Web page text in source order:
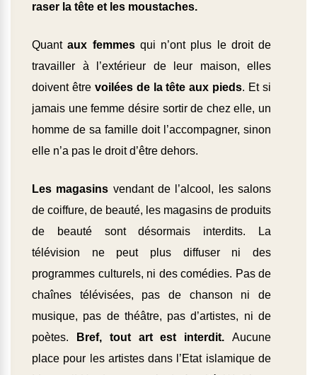
raser la tête et les moustaches.
Quantaux femmesqui n’ont plus le droit de
travailler à l’extérieur de leur maison, elles
doivent être voilées de la tête aux pieds. Et si
jamais une femme désire sortir de chez elle, un
homme de sa famille doit l’accompagner, sinon
elle n’a pas le droit d’être dehors.
Les magasins vendant de l’alcool, les salons
de coiffure, de beauté, les magasins de produits
de beauté sont désormais interdits. La
télévision ne peut plus diffuser ni des
programmes culturels, ni des comédies. Pas de
chaînes télévisées, pas de chanson ni de
musique, pas de théâtre, pas d’artistes, ni de
poètes. Bref, tout art est interdit. Aucune
place pour les artistes dans l’Etat islamique de